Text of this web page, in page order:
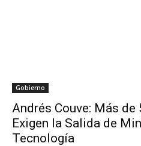
Gobierno
Andrés Couve: Más
Exigen la Salida de
Tecnología